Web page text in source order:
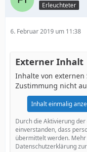
Erleuchteter
6. Februar 2019 um 11:38
Externer Inhalt
Inhalte von
Zustimmung nicht
Inhalt einmalig
Durch die Aktivierung
einverstanden, dass
übermittelt werden.
Datenschutzerklärung